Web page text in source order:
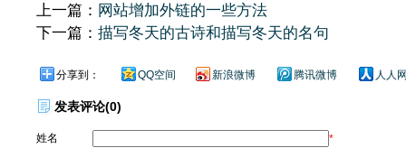
上一篇： 网站增加外链的一些方法
下一篇： 描写冬天的古诗和描写冬天的名句
分享到： QQ空间 新浪微博 腾讯微博 人人
发表评论(0)
姓名
*